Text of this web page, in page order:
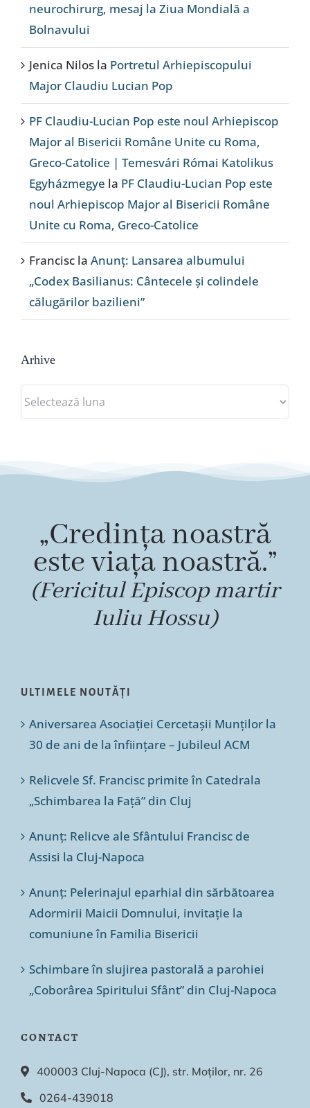
neurochirurg, mesaj la Ziua Mondială a
Bolnavului
Jenica Nilos la Portretul Arhiepiscopului
Major Claudiu Lucian Pop
PF Claudiu-Lucian Pop este noul Arhiepiscop
Major al Bisericii Române Unite cu Roma,
Greco-Catolice | Temesvári Római Katolikus
Egyházmegye la PF Claudiu-Lucian Pop este
noul Arhiepiscop Major al Bisericii Române
Unite cu Roma, Greco-Catolice
Francisc la Anunț: Lansarea albumului
„Codex Basilianus: Cântecele și colindele
călugărilor bazilieni”
Arhive
Arhive
„Credința noastră
este viața noastră.”
(Fericitul Episcop martir
Iuliu Hossu)
ULTIMELE NOUTĂȚI
Aniversarea Asociației Cercetașii Munților la
30 de ani de la înființare – Jubileul ACM
Relicvele Sf. Francisc primite în Catedrala
„Schimbarea la Față” din Cluj
Anunț: Relicve ale Sfântului Francisc de
Assisi la Cluj-Napoca
Anunț: Pelerinajul eparhial din sărbătoarea
Adormirii Maicii Domnului, invitație la
comuniune în Familia Bisericii
Schimbare în slujirea pastorală a parohiei
„Coborârea Spiritului Sfânt” din Cluj-Napoca
CONTACT
400003 Cluj-Napoca (CJ), str. Moților, nr. 26
0264-439018